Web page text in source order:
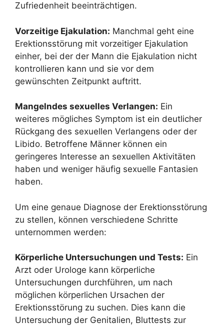
Zufriedenheit beeinträchtigen.
Vorzeitige Ejakulation: Manchmal geht eine
Erektionsstörung mit vorzeitiger Ejakulation
einher, bei der der Mann die Ejakulation nicht
kontrollieren kann und sie vor dem
gewünschten Zeitpunkt auftritt.
Mangelndes sexuelles Verlangen: Ein
weiteres mögliches Symptom ist ein deutlicher
Rückgang des sexuellen Verlangens oder der
Libido. Betroffene Männer können ein
geringeres Interesse an sexuellen Aktivitäten
haben und weniger häufig sexuelle Fantasien
haben.
Um eine genaue Diagnose der Erektionsstörung
zu stellen, können verschiedene Schritte
unternommen werden:
Körperliche Untersuchungen und Tests: Ein
Arzt oder Urologe kann körperliche
Untersuchungen durchführen, um nach
möglichen körperlichen Ursachen der
Erektionsstörung zu suchen. Dies kann die
Untersuchung der Genitalien, Bluttests zur